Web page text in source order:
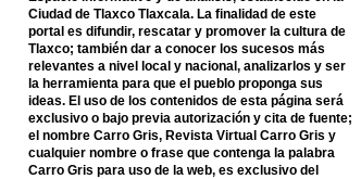
Ciudad de Tlaxco Tlaxcala. La finalidad de este
portal es difundir, rescatar y promover la cultura de
Tlaxco; también dar a conocer los sucesos más
relevantes a nivel local y nacional, analizarlos y ser
la herramienta para que el pueblo proponga sus
ideas. El uso de los contenidos de esta página será
exclusivo o bajo previa autorización y cita de fuente;
el nombre Carro Gris, Revista Virtual Carro Gris y
cualquier nombre o frase que contenga la palabra
Carro Gris para uso de la web, es exclusivo del